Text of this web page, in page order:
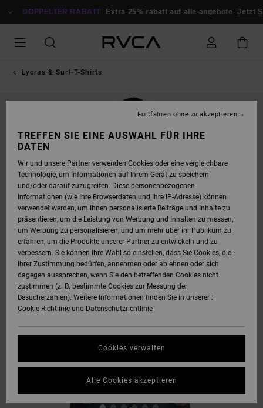
ZUR
DOPPELTER RABATT Extra 25% rabatt auf alle angebote Jetzt
Lycras & Surf-T-Shirts
TREFFEN SIE EINE AUSWAHL FÜR IHRE
DATEN
Wir und unsere Partner verwenden Cookies oder eine vergleichbare
Technologie, um Informationen auf Ihrem Gerät zu speichern
und/oder darauf zuzugreifen. Diese personenbezogenen
Informationen (wie Ihre Browserdaten und Ihre IP-Adresse) können
verwendet werden, um Ihnen personalisierte Beiträge und Inhalte zu
präsentieren, um die Leistung von Werbung und Inhalten zu messen,
um Werbung zu personalisieren, und um mehr über ihr Publikum zu
erfahren, um die Produkte unserer Partner zu entwickeln und zu
verbessern. Sie können Ihre Wahl so einstellen, dass Sie Cookies, die
Ihrer Zustimmung bedürfen, annehmen oder ablehnen oder sich
dagegen aussprechen, wenn Sie den betreffenden Cookies nicht
zustimmen (z. B. bestimmte Cookies zur Messung der
Besucherzahlen). Weitere Informationen finden Sie in unserer :
Cookie-Richtlinie und Datenschutzrichtlinie
Cookies verwalten
Fortfahren ohne zu akzeptieren
Alle Cookies akzeptieren